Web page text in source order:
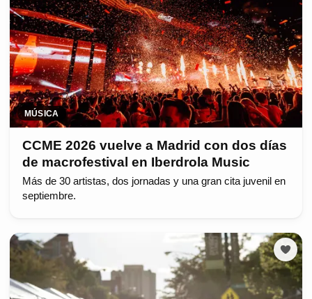
MÚSICA
CCME 2026 vuelve a Madrid con dos días
de macrofestival en Iberdrola Music
Más de 30 artistas, dos jornadas y una gran cita juvenil en
septiembre.